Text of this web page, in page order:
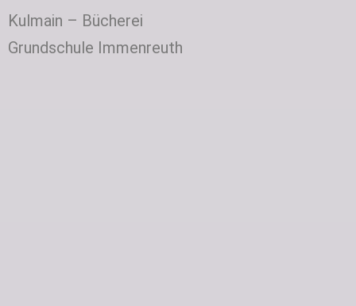
Kulmain – Bücherei
Grundschule Immenreuth